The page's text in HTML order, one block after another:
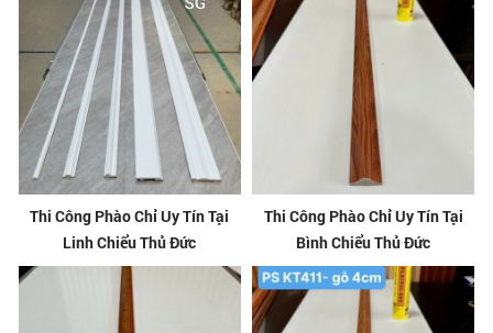
Thi Công Phào Chỉ Uy Tín Tại
Linh Chiểu Thủ Đức
Thi Công Phào Chỉ Uy Tín Tại
Bình Chiểu Thủ Đức